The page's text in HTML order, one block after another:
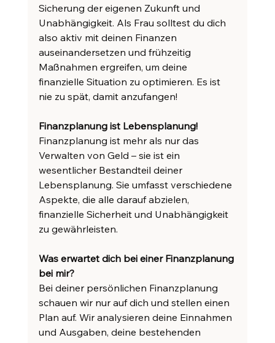
Sicherung der eigenen Zukunft und
Unabhängigkeit. Als Frau solltest du dich
also aktiv mit deinen Finanzen
auseinandersetzen und frühzeitig
Maßnahmen ergreifen, um deine
finanzielle Situation zu optimieren. Es ist
nie zu spät, damit anzufangen!
Finanzplanung ist Lebensplanung!
Finanzplanung ist mehr als nur das
Verwalten von Geld – sie ist ein
wesentlicher Bestandteil deiner
Lebensplanung. Sie umfasst verschiedene
Aspekte, die alle darauf abzielen,
finanzielle Sicherheit und Unabhängigkeit
zu gewährleisten.
Was erwartet dich bei einer Finanzplanung
bei mir?
Bei deiner persönlichen Finanzplanung
schauen wir nur auf dich und stellen einen
Plan auf. Wir analysieren deine Einnahmen
und Ausgaben, deine bestehenden